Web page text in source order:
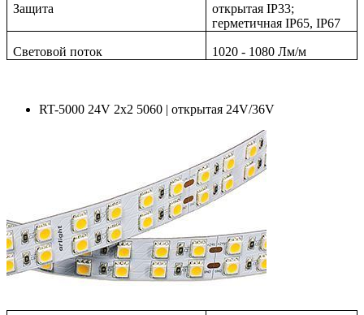
Защита
открытая IP33;
герметичная IP65, IP67
Световой поток 1020 - 1080 Лм/м
RT-5000 24V 2x2 5060 | открытая 24V/36V